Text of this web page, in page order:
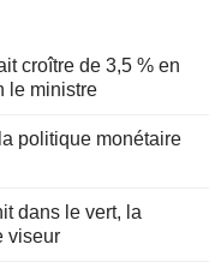
croître de 3,5 % en
le ministre
politique monétaire
dans le vert, la
viseur